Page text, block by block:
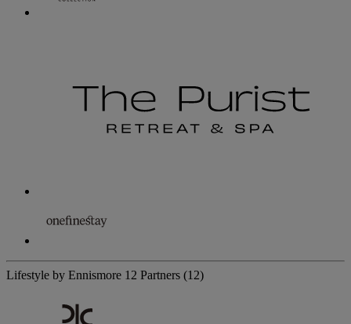
Lifestyle by Ennismore 12 Partners (12)